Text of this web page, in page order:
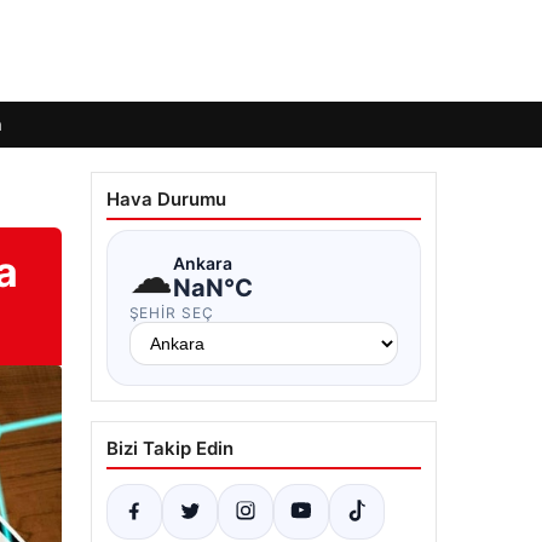
Hava Durumu
☁Ankara
NaN°C
ŞEHIR SEÇ
Bizi Takip Edin